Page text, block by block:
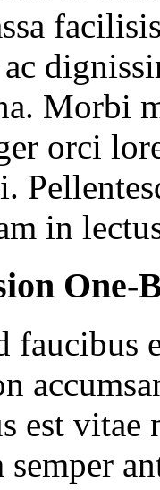
Morbi
orci
in
One-
faucibus
est vitae
semper